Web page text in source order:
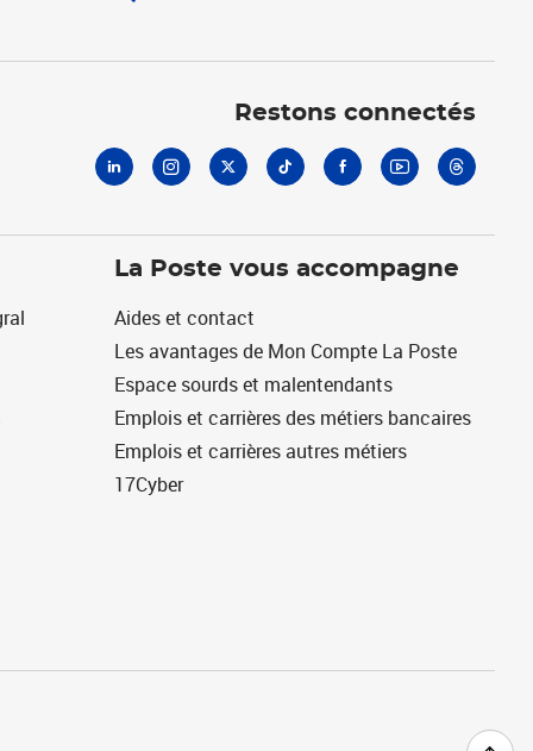
Restons connectés
La Poste vous accompagne
Aides et contact
Les avantages de Mon Compte La Poste
Espace sourds et malentendants
Emplois et carrières des métiers bancaires
Emplois et carrières autres métiers
17Cyber